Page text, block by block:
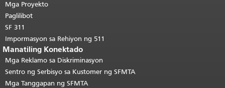
pahina.Bumalik sa itaas ng
pangunahing nilalaman
Mga Proyekto
Paglilibot
SF 311
Impormasyon sa Rehiyon ng 511
Manatiling Konektado
Mga Reklamo sa Diskriminasyon
Sentro ng Serbisyo sa Kustomer ng SFMTA
Mga Tanggapan ng SFMTA